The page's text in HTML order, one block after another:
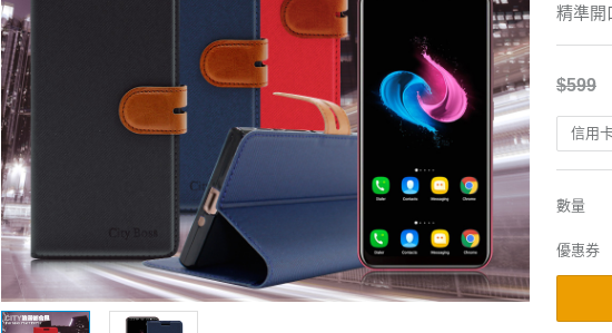
精準開
$599
信用
數量
優惠券